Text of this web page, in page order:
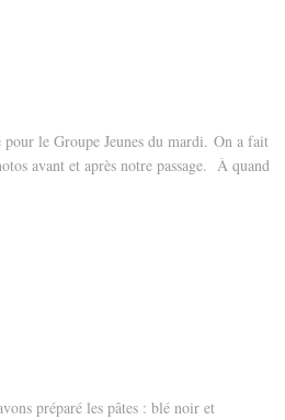
le Groupe Jeunes du mardi. On a fait
avant et après notre passage. À quand
préparé les pâtes : blé noir et